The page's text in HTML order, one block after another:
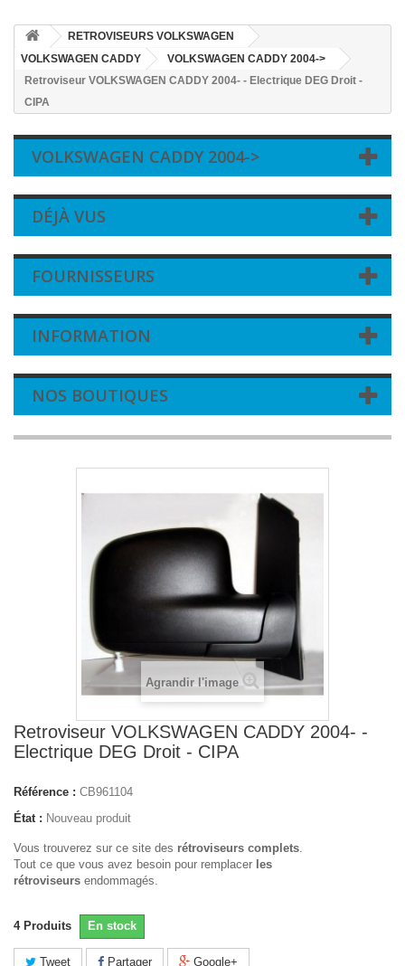
RETROVISEURS VOLKSWAGEN
VOLKSWAGEN CADDY
VOLKSWAGEN CADDY 2004->
Retroviseur VOLKSWAGEN CADDY 2004- - Electrique DEG Droit -
CIPA
VOLKSWAGEN CADDY 2004->
DÉJÀ VUS
FOURNISSEURS
INFORMATION
NOS BOUTIQUES
Agrandir l'image
Retroviseur VOLKSWAGEN CADDY 2004- -
Electrique DEG Droit - CIPA
Référence : CB961104
État : Nouveau produit
Vous trouverez sur ce site des rétroviseurs complets.
Tout ce que vous avez besoin pour remplacer les
rétroviseurs endommagés.
4 Produits En stock
Tweet Partager Google+